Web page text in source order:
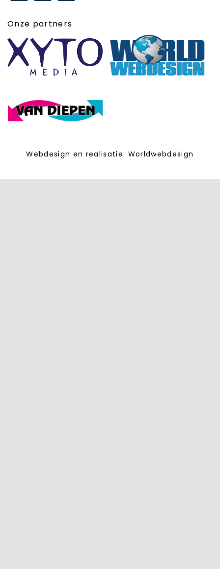
Onze partners
Webdesign en realisatie: Worldwebdesign